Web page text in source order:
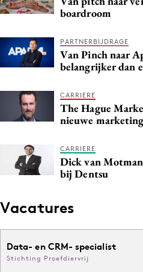
boardroom
PARTNERBIJDRAGE
Van Pinch naar
belangrijker dan
CARRIERE
The Hague
nieuwe
CARRIERE
Dick van
bij Dentsu
Vacatures
Data- en CRM- specialist
Stichting Proefdiervrij